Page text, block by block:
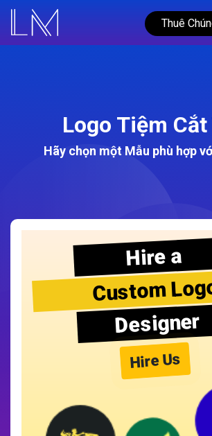
Thuê
Logo Tiệm Cắt
Hãy chọn một Mẫu phù hợp
Hire a
Custom
Designer
Hire Us